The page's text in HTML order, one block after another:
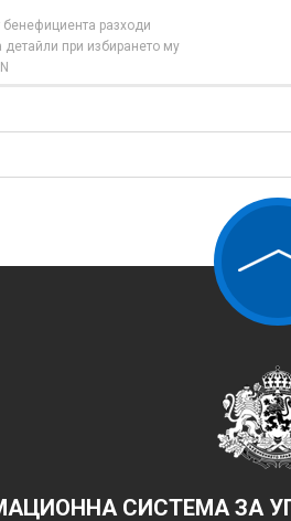
разходи
при избирането му
СИСТЕМА ЗА